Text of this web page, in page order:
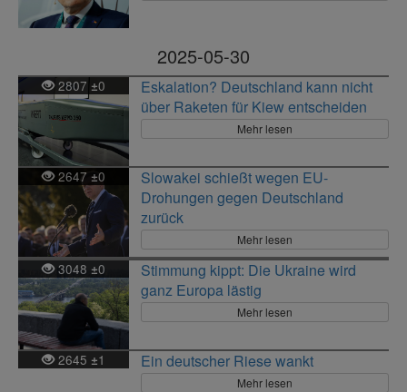
2025-05-30
2807 ±0
Eskalation? Deutschland kann nicht
über Raketen für Kiew entscheiden
Mehr lesen
2647±0
Slowakei schießt wegen EU-
Drohungen gegen Deutschland
zurück
Mehr lesen
3048 ±0
Stimmung kippt: Die Ukraine wird
ganz Europa lästig
Mehr lesen
2645 ±1 Ein deutscher Riese wankt
Mehr lesen